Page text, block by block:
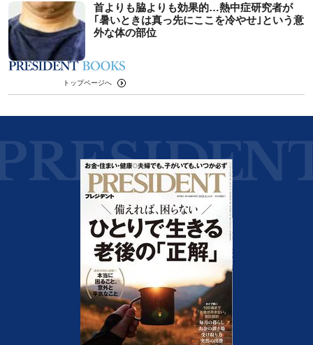
首よりも脇よりも効果的…熱中症研究者が
｢暑いときは真っ先にここを冷やせ｣という意
外な体の部位
トップページへ